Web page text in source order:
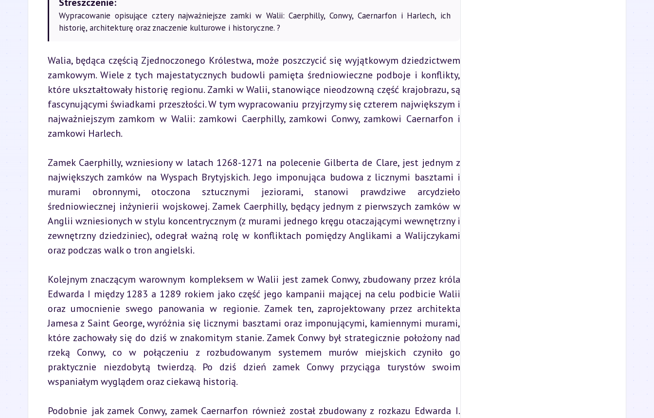
Wypracowanie opisujące cztery najważniejsze zamki w Walii: Caerphilly, Conwy, Caernarfon i Harlech, ich
historię, architekturę oraz znaczenie kulturowe i historyczne. ?
Walia, będąca częścią Zjednoczonego Królestwa, może poszczycić się wyjątkowym dziedzictwem
zamkowym. Wiele z tych majestatycznych budowli pamięta średniowieczne podboje i konflikty,
które ukształtowały historię regionu. Zamki w Walii, stanowiące nieodzowną część krajobrazu, są
fascynującymi świadkami przeszłości. W tym wypracowaniu przyjrzymy się czterem największym i
najważniejszym zamkom w Walii: zamkowi Caerphilly, zamkowi Conwy, zamkowi Caernarfon i
zamkowi Harlech.
Zamek Caerphilly, wzniesiony w latach 1268-1271 na polecenie Gilberta de Clare, jest jednym z
największych zamków na Wyspach Brytyjskich. Jego imponująca budowa z licznymi basztami i
murami obronnymi, otoczona sztucznymi jeziorami, stanowi prawdziwe arcydzieło
średniowiecznej inżynierii wojskowej. Zamek Caerphilly, będący jednym z pierwszych zamków w
Anglii wzniesionych w stylu koncentrycznym (z murami jednego kręgu otaczającymi wewnętrzny i
zewnętrzny dziedziniec), odegrał ważną rolę w konfliktach pomiędzy Anglikami a Walijczykami
oraz podczas walk o tron angielski.
Kolejnym znaczącym warownym kompleksem w Walii jest zamek Conwy, zbudowany przez króla
Edwarda I między 1283 a 1289 rokiem jako część jego kampanii mającej na celu podbicie Walii
oraz umocnienie swego panowania w regionie. Zamek ten, zaprojektowany przez architekta
Jamesa z Saint George, wyróżnia się licznymi basztami oraz imponującymi, kamiennymi murami,
które zachowały się do dziś w znakomitym stanie. Zamek Conwy był strategicznie położony nad
rzeką Conwy, co w połączeniu z rozbudowanym systemem murów miejskich czyniło go
praktycznie niezdobytą twierdzą. Po dziś dzień zamek Conwy przyciąga turystów swoim
wspaniałym wyglądem oraz ciekawą historią.
Podobnie jak zamek Conwy, zamek Caernarfon również został zbudowany z rozkazu Edwarda I.